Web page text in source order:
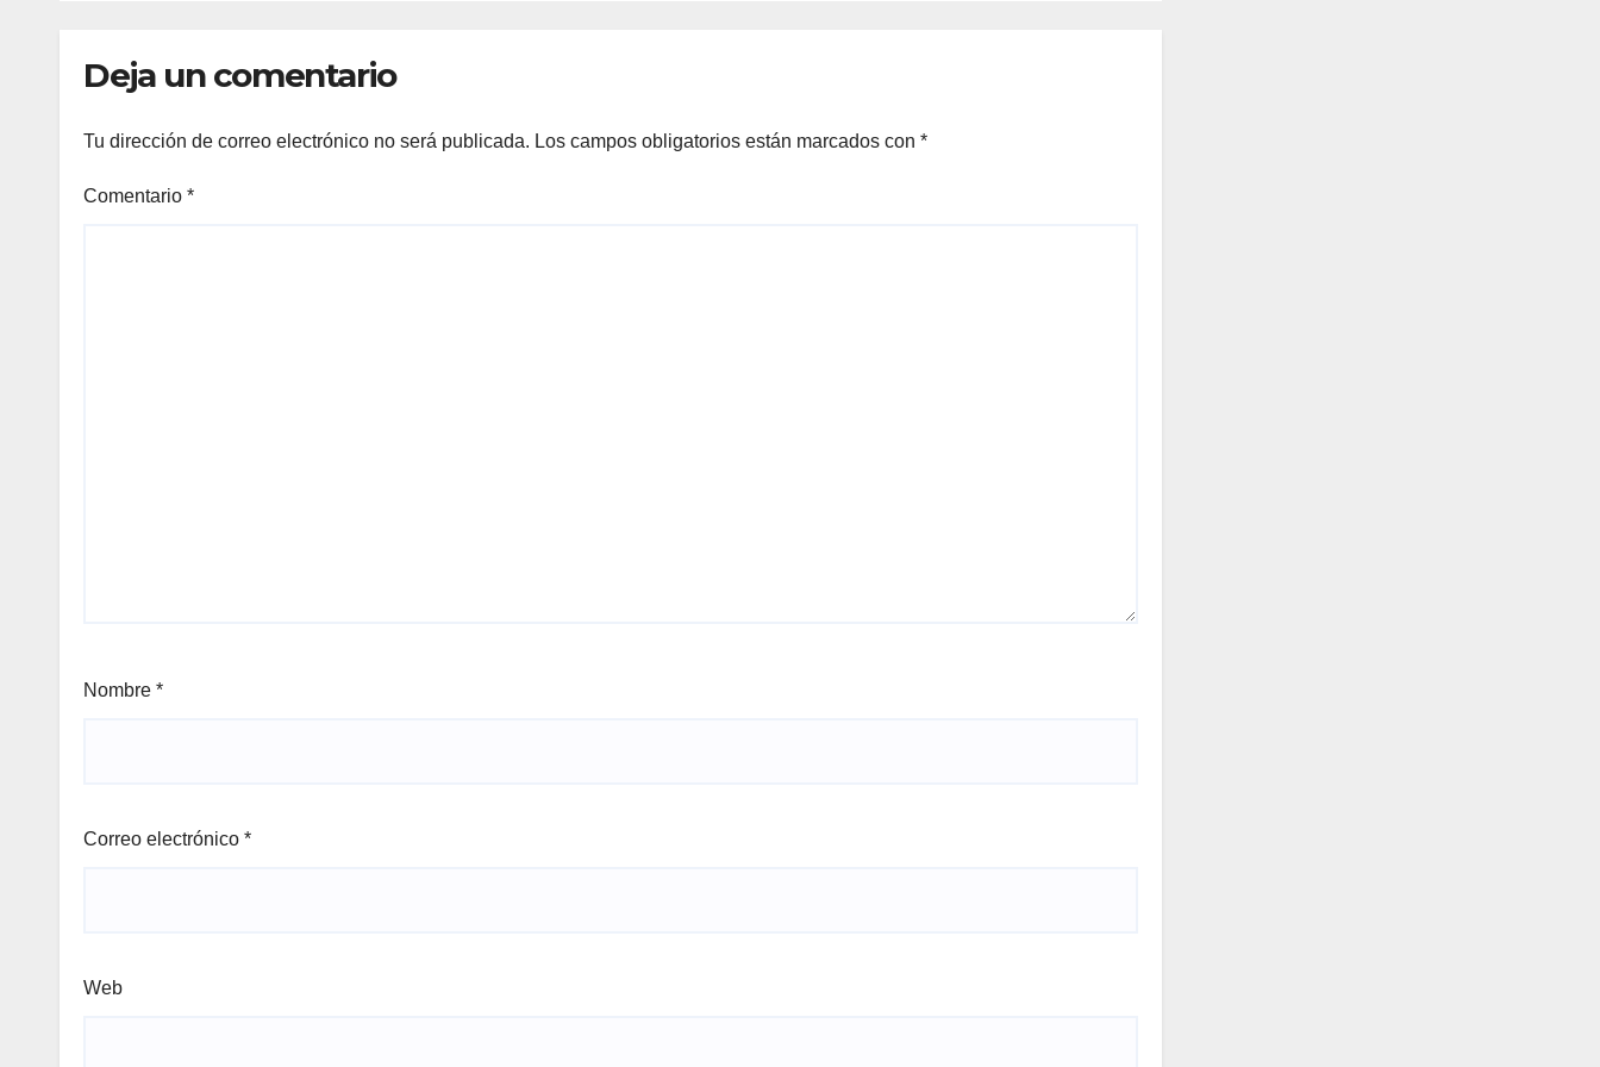
Deja un comentario
Tu dirección de correo electrónico no será publicada. Los campos obligatorios están marcados con *
Comentario *
Nombre *
Correo electrónico *
Web